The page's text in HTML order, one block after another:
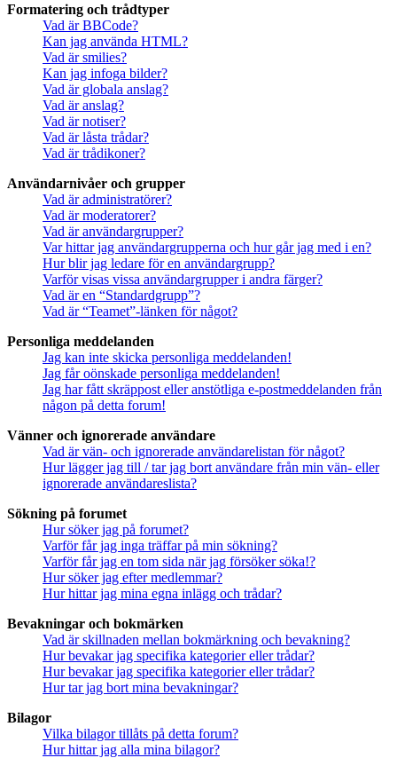
Formatering och trådtyper
Vad är BBCode?
Kan jag använda HTML?
Vad är smilies?
Kan jag infoga bilder?
Vad är globala anslag?
Vad är anslag?
Vad är notiser?
Vad är låsta trådar?
Vad är trådikoner?
Användarnivåer och grupper
Vad är administratörer?
Vad är moderatorer?
Vad är användargrupper?
Var hittar jag användargrupperna och hur går jag med i en?
Hur blir jag ledare för en användargrupp?
Varför visas vissa användargrupper i andra färger?
Vad är en “Standardgrupp”?
Vad är “Teamet”-länken för något?
Personliga meddelanden
Jag kan inte skicka personliga meddelanden!
Jag får oönskade personliga meddelanden!
Jag har fått skräppost eller anstötliga e-postmeddelanden från
någon på detta forum!
Vänner och ignorerade användare
Vad är vän- och ignorerade användarelistan för något?
Hur lägger jag till / tar jag bort användare från min vän- eller
ignorerade användareslista?
Sökning på forumet
Hur söker jag på forumet?
Varför får jag inga träffar på min sökning?
Varför får jag en tom sida när jag försöker söka!?
Hur söker jag efter medlemmar?
Hur hittar jag mina egna inlägg och trådar?
Bevakningar och bokmärken
Vad är skillnaden mellan bokmärkning och bevakning?
Hur bevakar jag specifika kategorier eller trådar?
Hur bevakar jag specifika kategorier eller trådar?
Hur tar jag bort mina bevakningar?
Bilagor
Vilka bilagor tillåts på detta forum?
Hur hittar jag alla mina bilagor?